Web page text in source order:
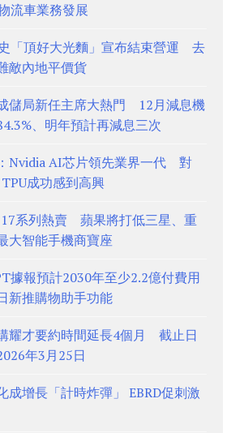
流車業務發展
「頂好大光麵」宣布結束營運 去
敵內地平價貨
儲局新任主席大熱門 12月減息機
、明年預計再減息三次
Nvidia AI芯片領先業界一代 對
成功感到高興
系列熱賣 蘋果將打低三星、重
大智能手機商寶座
據報預計2030年至少2.2億付費用
推購物助手功能
耀才要約時間延長4個月 截止日
年3月25日
成增長「計時炸彈」 EBRD促刺激